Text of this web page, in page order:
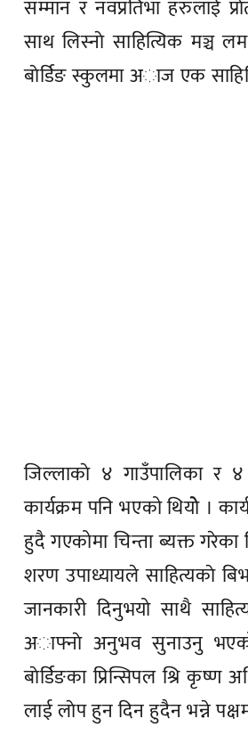
सम्मान र नवप्रतिभा हरुलाई
साथ लिस्नाे साहित्यिक मञ्च
बाेर्डिङ स्कुलमा अाज एक
जिल्लाकाे ४ गाउँपालिका र
कार्यक्रम पनि भएको थियोे ।
हुदै गएकोमा चिन्ता ब्यक्त गरेका
शरण उपाध्यायले साहित्यकाे
जानकारी दिनुभयो साथै
अाफ्नाे अनुभव सुनाउनु भएको
बाेर्डिङका प्रिन्सिपल श्रि
लाई लाेप हुन दिन हुदैन भन्ने